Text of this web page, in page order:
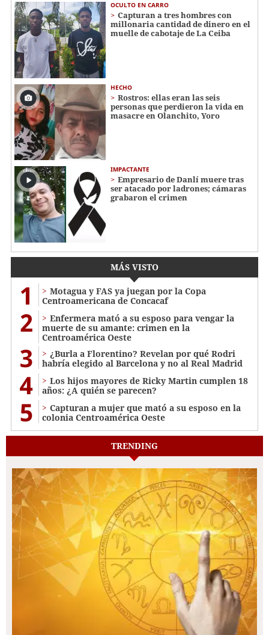
OCULTO EN CARRO
Capturan a tres hombres con
millonaria cantidad de dinero en el
muelle de cabotaje de La Ceiba
HECHO
Rostros: ellas eran las seis
personas que perdieron la vida en
masacre en Olanchito, Yoro
IMPACTANTE
Empresario de Danlí muere tras
ser atacado por ladrones; cámaras
grabaron el crimen
MÁS VISTO
1
Motagua y FAS ya juegan por la Copa
Centroamericana de Concacaf
2
Enfermera mató a su esposo para vengar la
muerte de su amante: crimen en la
Centroamérica Oeste
3
¿Burla a Florentino? Revelan por qué Rodri
habría elegido al Barcelona y no al Real Madrid
4
Los hijos mayores de Ricky Martin cumplen 18
años: ¿A quién se parecen?
5
Capturan a mujer que mató a su esposo en la
colonia Centroamérica Oeste
TRENDING